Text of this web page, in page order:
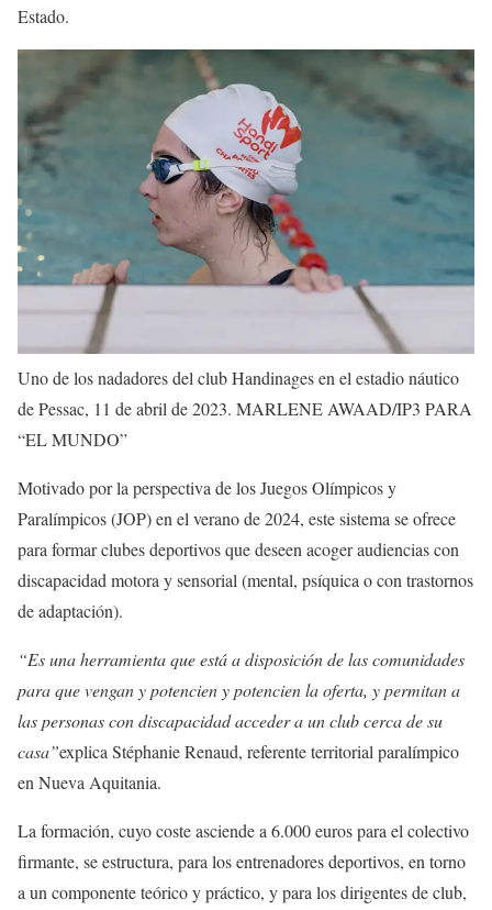
Estado.
Uno de los nadadores del club Handinages en el estadio náutico
de Pessac, 11 de abril de 2023. MARLENE AWAAD/IP3 PARA
“EL MUNDO”
Motivado por la perspectiva de los Juegos Olímpicos y
Paralímpicos (JOP) en el verano de 2024, este sistema se ofrece
para formar clubes deportivos que deseen acoger audiencias con
discapacidad motora y sensorial (mental, psíquica o con trastornos
de adaptación).
“Es una herramienta que está a disposición de las comunidades
para que vengan y potencien y potencien la oferta, y permitan a
las personas con discapacidad acceder a un club cerca de su
casa”explica Stéphanie Renaud, referente territorial paralímpico
en Nueva Aquitania.
La formación, cuyo coste asciende a 6.000 euros para el colectivo
firmante, se estructura, para los entrenadores deportivos, en torno
a un componente teórico y práctico, y para los dirigentes de club,